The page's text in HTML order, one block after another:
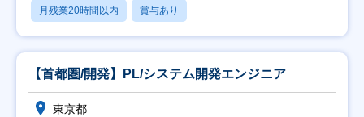
月残業20時間以内 賞与あり
【首都圏/開発】PL/システム開発エンジニア
東京都